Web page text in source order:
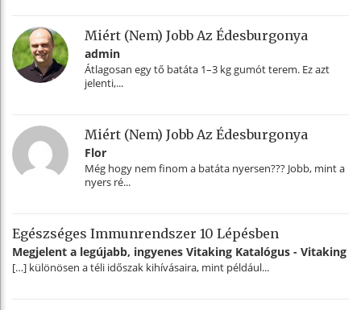
Miért (nem) Jobb Az Édesburgonya
admin
Átlagosan egy tő batáta 1–3 kg gumót terem. Ez azt
jelenti,...
Miért (nem) Jobb Az Édesburgonya
Flor
Még hogy nem finom a batáta nyersen??? Jobb, mint a
nyers ré...
Egészséges Immunrendszer 10 Lépésben
Megjelent a legújabb, ingyenes Vitaking Katalógus - Vitaking
[…] különösen a téli időszak kihívásaira, mint például...